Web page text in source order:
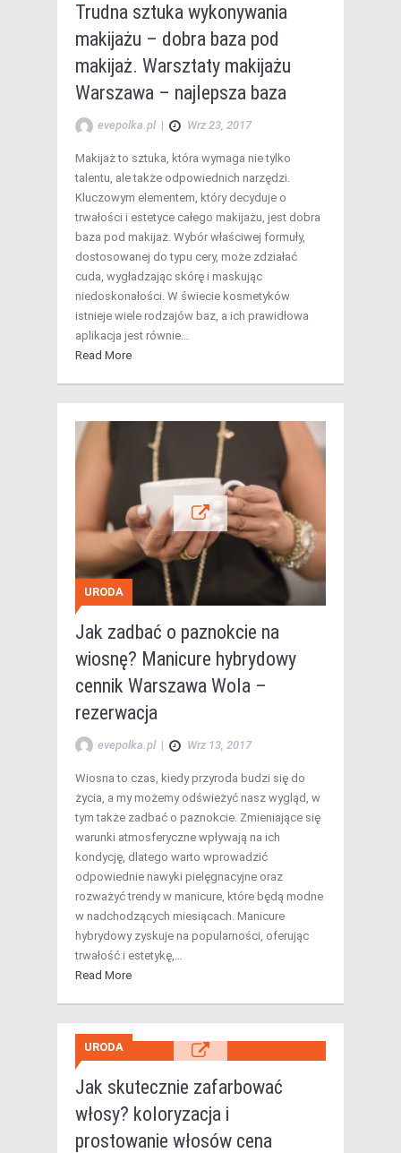
Trudna sztuka wykonywania
makijażu – dobra baza pod
makijaż. Warsztaty makijażu
Warszawa – najlepsza baza
evepolka.pl | Wrz 23, 2017
Makijaż to sztuka, która wymaga nie tylko
talentu, ale także odpowiednich narzędzi.
Kluczowym elementem, który decyduje o
trwałości i estetyce całego makijażu, jest dobra
baza pod makijaż. Wybór właściwej formuły,
dostosowanej do typu cery, może zdziałać
cuda, wygładzając skórę i maskując
niedoskonałości. W świecie kosmetyków
istnieje wiele rodzajów baz, a ich prawidłowa
aplikacja jest równie…
Read More
URODA
Jak zadbać o paznokcie na
wiosnę? Manicure hybrydowy
cennik Warszawa Wola –
rezerwacja
evepolka.pl | Wrz 13, 2017
Wiosna to czas, kiedy przyroda budzi się do
życia, a my możemy odświeżyć nasz wygląd, w
tym także zadbać o paznokcie. Zmieniające się
warunki atmosferyczne wpływają na ich
kondycję, dlatego warto wprowadzić
odpowiednie nawyki pielęgnacyjne oraz
rozważyć trendy w manicure, które będą modne
w nadchodzących miesiącach. Manicure
hybrydowy zyskuje na popularności, oferując
trwałość i estetykę,…
Read More
URODA
Jak skutecznie zafarbować
włosy? koloryzacja i
prostowanie włosów cena